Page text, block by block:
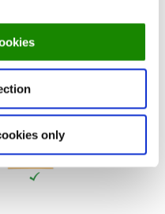
only
illustrasjon ved siden